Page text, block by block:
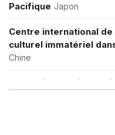
Pacifique Japon
Centre international
culturel immatériel
Chine
Centre international